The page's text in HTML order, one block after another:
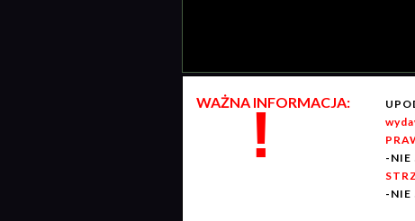
WAŻNA INFORMACJA:
!
-NIE
-NIE